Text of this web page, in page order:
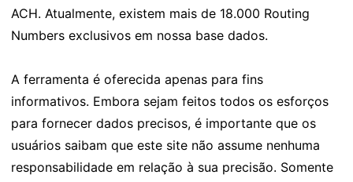
ACH. Atualmente, existem mais de 18.000 Routing
Numbers exclusivos em nossa base dados.
A ferramenta é oferecida apenas para fins
informativos. Embora sejam feitos todos os esforços
para fornecer dados precisos, é importante que os
usuários saibam que este site não assume nenhuma
responsabilidade em relação à sua precisão. Somente